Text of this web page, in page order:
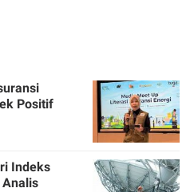
Positif
Indeks
Analis